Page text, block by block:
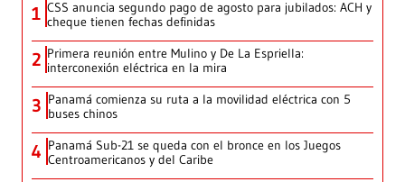
1 CSS anuncia segundo pago de agosto para jubilados: ACH y
cheque tienen fechas definidas
2 Primera reunión entre Mulino y De La Espriella:
interconexión eléctrica en la mira
3 Panamá comienza su ruta a la movilidad eléctrica con 5
buses chinos
4 Panamá Sub-21 se queda con el bronce en los Juegos
Centroamericanos y del Caribe